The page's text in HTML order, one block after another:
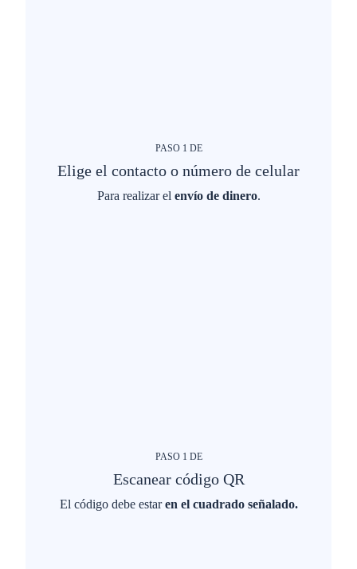
PASO 1 DE
Elige el contacto o número de celular
Para realizar el envío de dinero.
PASO 1 DE
Escanear código QR
El código debe estaren el cuadrado señalado.